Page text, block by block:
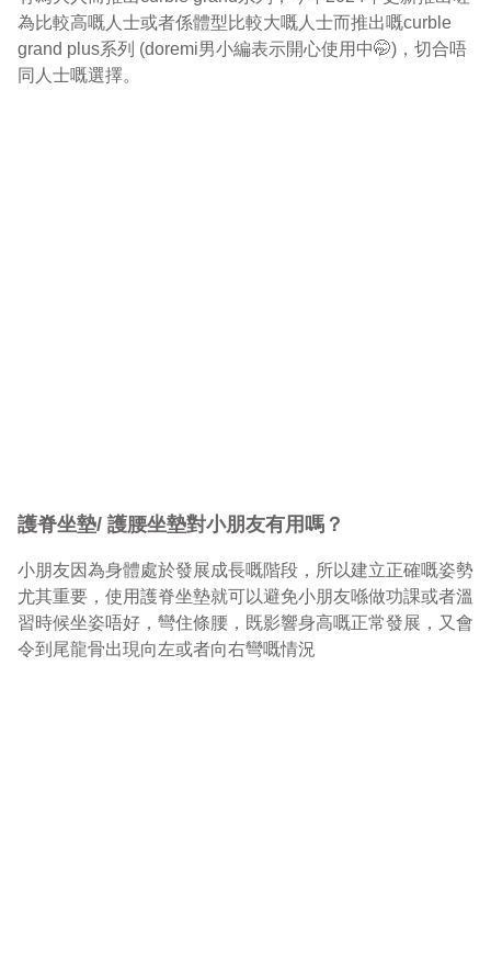
為比較高嘅人士或者係體型比較大嘅人士而推出嘅curble
grand plus系列 (doremi男小編表示開心使用中🤭)，切合唔
同人士嘅選擇。
護脊坐墊/ 護腰坐墊對小朋友有用嗎？
小朋友因為身體處於發展成長嘅階段，所以建立正確嘅姿勢
尤其重要，使用護脊坐墊就可以避免小朋友喺做功課或者溫
習時候坐姿唔好，彎住條腰，既影響身高嘅正常發展，又會
令到尾龍骨出現向左或者向右彎嘅情況